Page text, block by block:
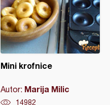
Mini krofnice
Autor: Marija Milic
14982